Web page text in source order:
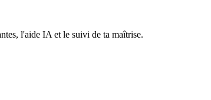
l'aide IA et le suivi de ta maîtrise.